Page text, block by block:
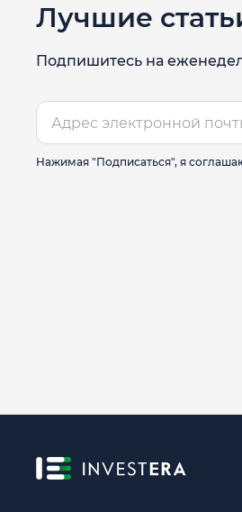
Лучшие
Подпишитесь на
Нажимая "Подписаться", я